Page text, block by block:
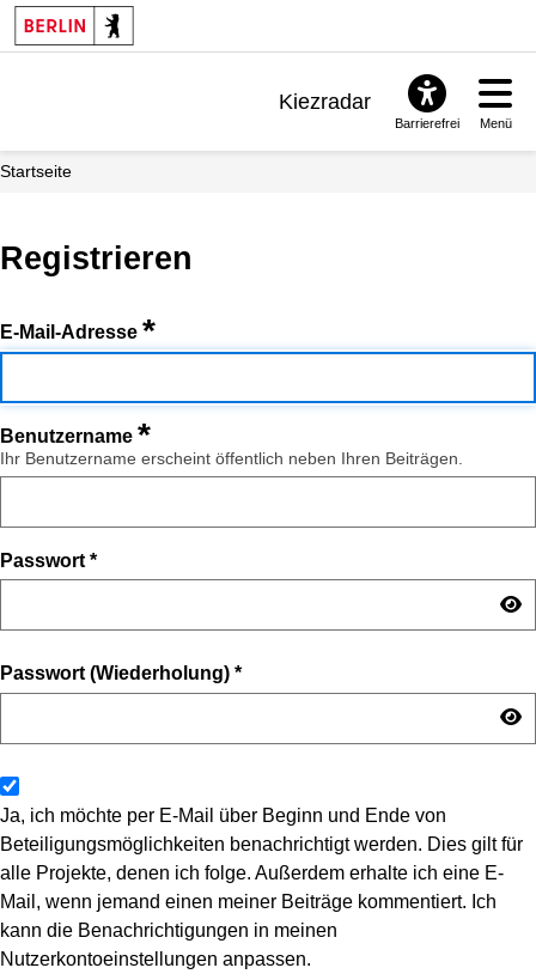
Kiezradar
Barrierefrei Menü
Startseite
Registrieren
E-Mail-Adresse *
Benutzername *
Ihr Benutzername erscheint öffentlich neben Ihren Beiträgen.
Passwort *
Passwort (Wiederholung) *
Ja, ich möchte per E-Mail über Beginn und Ende von
Beteiligungsmöglichkeiten benachrichtigt werden. Dies gilt für
alle Projekte, denen ich folge. Außerdem erhalte ich eine E-
Mail, wenn jemand einen meiner Beiträge kommentiert. Ich
kann die Benachrichtigungen in meinen
Nutzerkontoeinstellungen anpassen.